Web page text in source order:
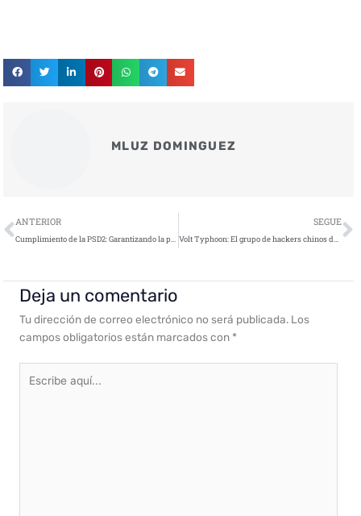
MLUZ DOMINGUEZ
Ant
ANTERIOR
Cumplimiento de la PSD2: Garantizando la protección de datos financieros y la seguridad en los pagos digitales
SEGUE
Volt Typhoon: El grupo de hackers chinos detrás del ataque cibernético a EE. UU.
Deja un comentario
Tu dirección de correo electrónico no será publicada. Los
campos obligatorios están marcados con *
aquí...